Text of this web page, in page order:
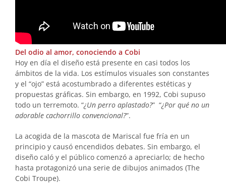
Del odio al amor, conociendo a Cobi
Hoy en día el diseño está presente en casi todos los
ámbitos de la vida. Los estímulos visuales son constantes
y el “ojo” está acostumbrado a diferentes estéticas y
propuestas gráficas. Sin embargo, en 1992, Cobi supuso
todo un terremoto. “¿Un perro aplastado?” “¿Por qué no un
adorable cachorrillo convencional?”.
La acogida de la mascota de Mariscal fue fría en un
principio y causó encendidos debates. Sin embargo, el
diseño caló y el público comenzó a apreciarlo; de hecho
hasta protagonizó una serie de dibujos animados (The
Cobi Troupe).